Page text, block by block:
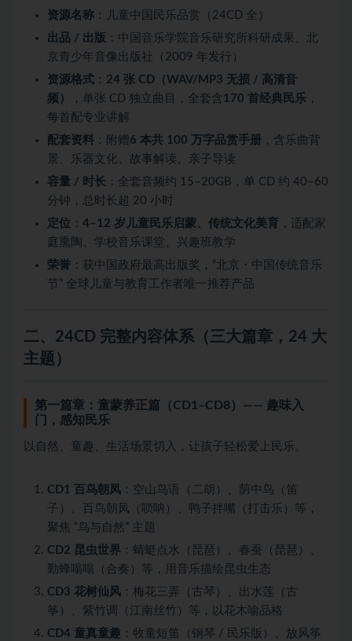
资源名称 ：儿童中国民乐品赏（24CD 全）
出品 / 出版 ：中国音乐学院音乐研究所科研成果、北
京青少年音像出版社（2009 年发行）
资源格式 ： 24 张 CD（WAV/MP3 无损 / 高清音
频）
，单张 CD 独立曲目，全套含 170 首经典民乐 ，
每首配专业讲解
配套资料 ：附赠6 本共 100 万字品赏手册 ，含乐曲背
景、乐器文化、故事解读、亲子导读
容量 / 时长 ：全套音频约 15–20GB，单 CD 约 40–60
分钟，总时长超 20 小时
定位 ： 4–12 岁儿童民乐启蒙、传统文化美育 ，适配家
庭熏陶、学校音乐课堂、兴趣班教学
荣誉 ：获中国政府最高出版奖，“北京・中国传统音乐
节” 全球儿童与教育工作者唯一推荐产品
二、24CD 完整内容体系（三大篇章，24 大
主题）
第一篇章：童蒙养正篇（CD1–CD8）—— 趣味入
门，感知民乐
以自然、童趣、生活场景切入，让孩子轻松爱上民乐。
CD1 百鸟朝凤 ：空山鸟语（二胡）、荫中鸟（笛
子）、百鸟朝凤（唢呐）、鸭子拌嘴（打击乐）等，
聚焦 “鸟与自然” 主题
CD2 昆虫世界 ：蜻蜓点水（琵琶）、春蚕（琵琶）、
勤蜂嗡嗡（合奏）等，用音乐描绘昆虫生态
CD3 花树仙风 ：梅花三弄（古琴）、出水莲（古
筝）、紫竹调（江南丝竹）等，以花木喻品格
CD4 童真童趣 ：牧童短笛（钢琴 / 民乐版）、放风筝